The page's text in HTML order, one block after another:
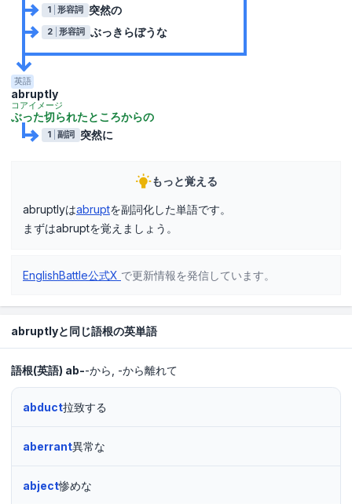
1 形容詞 突然の
2 形容詞 ぶっきらぼうな
英語
abruptly
コアイメージ
ぶった切られたところからの
1 副詞 突然に
もっと覚える
abruptlyはabruptを副詞化した単語です。
まずはabruptを覚えましょう。
EnglishBattle公式X で更新情報を発信しています。
abruptlyと同じ語根の英単語
語根(英語) ab--から -から離れて
abduct拉致する
aberrant異常な
abject惨めな